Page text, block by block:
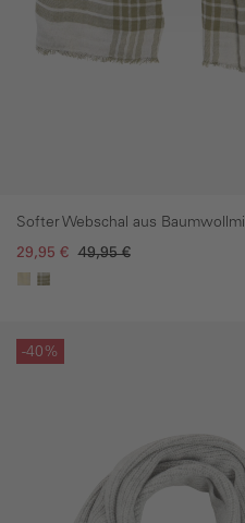
Softer Webschal aus
29,95 € 49,95 €
-40%